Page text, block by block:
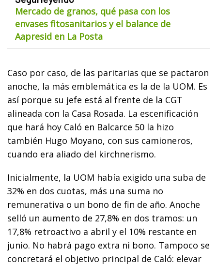
Mercado de granos, qué pasa con los
envases fitosanitarios y el balance de
Aapresid en La Posta
Caso por caso, de las paritarias que se pactaron
anoche, la más emblemática es la de la UOM. Es
así porque su jefe está al frente de la CGT
alineada con la Casa Rosada. La escenificación
que hará hoy Caló en Balcarce 50 la hizo
también Hugo Moyano, con sus camioneros,
cuando era aliado del kirchnerismo.
Inicialmente, la UOM había exigido una suba de
32% en dos cuotas, más una suma no
remunerativa o un bono de fin de año. Anoche
selló un aumento de 27,8% en dos tramos: un
17,8% retroactivo a abril y el 10% restante en
junio. No habrá pago extra ni bono. Tampoco se
concretará el objetivo principal de Caló: elevar